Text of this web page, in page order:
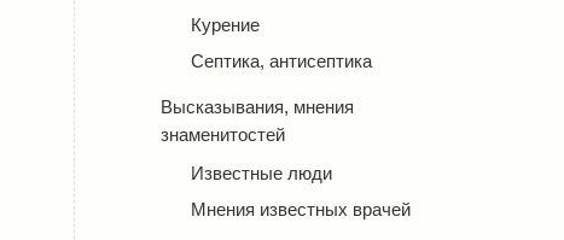
Курение
Септика, антисептика
Высказывания, мнения
знаменитостей
Известные люди
Мнения известных врачей